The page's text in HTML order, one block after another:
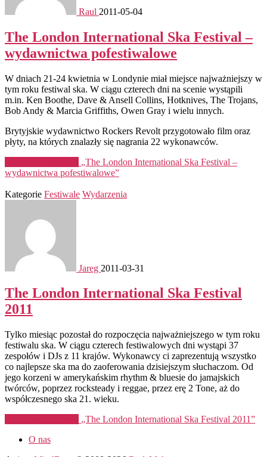
Raul 2011-05-04
The London International Ska Festival –
wydawnictwa pofestiwalowe
W dniach 21-24 kwietnia w Londynie miał miejsce najważniejszy w
tym roku festiwal ska. W ciągu czterech dni na scenie wystąpili
m.in. Ken Boothe, Dave & Ansell Collins, Hotknives, The Trojans,
Bob Andy & Marcia Griffiths, Owen Gray i wielu innych.
Brytyjskie wydawnictwo Rockers Revolt przygotowało film oraz
płyty, na których znalazły się nagrania 22 wykonawców.
„The London International Ska Festival –
wydawnictwa pofestiwalowe”
Kategorie Festiwale Wydarzenia
Jareg 2011-03-31
The London International Ska Festival
2011
Tylko miesiąc pozostał do rozpoczęcia najważniejszego w tym roku
festiwalu ska. W ciągu czterech festiwalowych dni wystąpi 37
zespołów i DJs z 11 krajów. Wykonawcy ci zaprezentują wszystko
co najlepsze ska ma do zaoferowania dzisiejszym słuchaczom. Od
jego korzeni w amerykańskim rhythm & bluesie do jamajskich
twórców, poprzez rocksteady i reggae, przez erę 2 Tone, aż do
współczesnego ska 21. wieku.
„The London International Ska Festival 2011”
O nas